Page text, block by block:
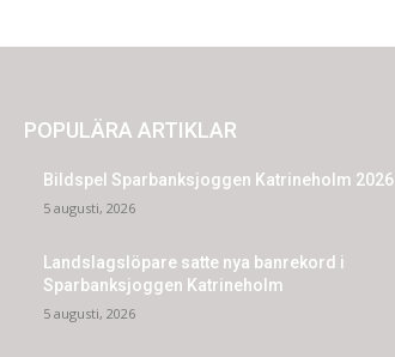
POPULÄRA ARTIKLAR
Bildspel Sparbanksjoggen Katrineholm 2026
5 augusti, 2026
Landslagslöpare satte nya banrekord i
Sparbanksjoggen Katrineholm
5 augusti, 2026